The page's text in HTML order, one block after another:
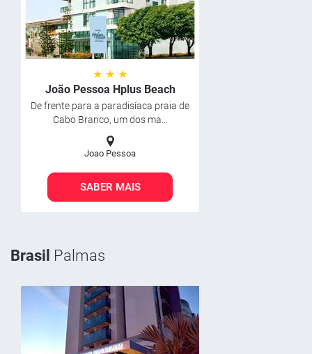
★ ★ ★
João Pessoa Hplus Beach
De frente para a paradisíaca praia de
Cabo Branco, um dos ma...
Joao Pessoa
SABER MAIS
Brasil Palmas